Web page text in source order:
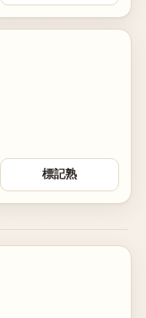
標記熟